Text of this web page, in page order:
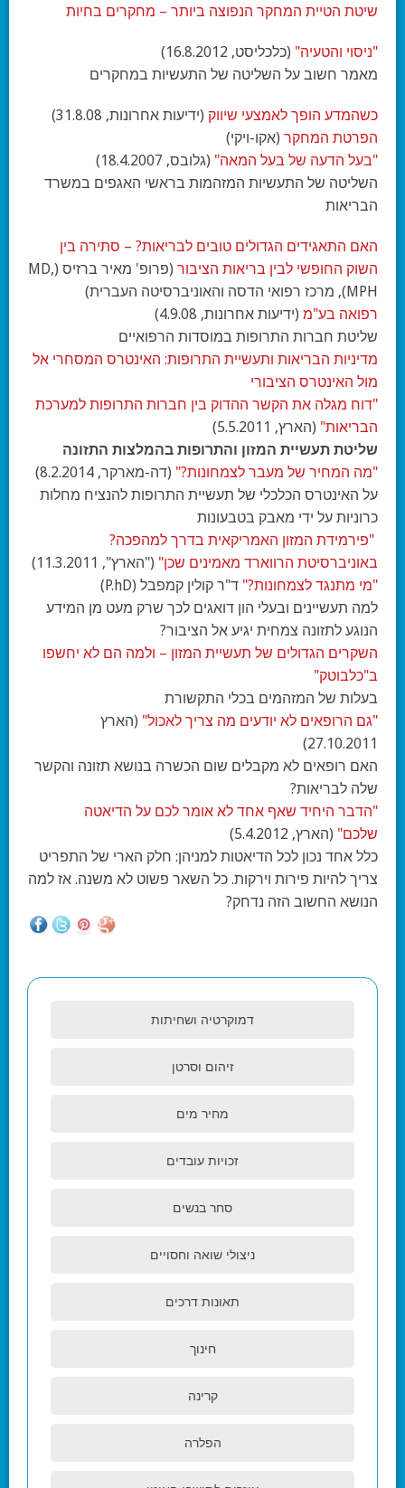
שיטת הטיית המחקר הנפוצה ביותר – מחקרים בחיות
"ניסוי והטעיה" (כלכליסט, 16.8.2012)
מאמר חשוב על השליטה של התעשיות במחקרים
כשהמדע הופך לאמצעי שיווק (ידיעות אחרונות, 31.8.08)
הפרטת המחקר (אקו-ויקי)
"בעל הדעה של בעל המאה" (גלובס, 18.4.2007)
השליטה של התעשיות המזהמות בראשי האגפים במשרד
הבריאות
האם התאגידים הגדולים טובים לבריאות? – סתירה בין
השוק החופשי לבין בריאות הציבור
(פרופ' מאיר ברזיס (MD,
MPH), מרכז רפואי הדסה והאוניברסיטה העברית)
רפואה בע"מ (ידיעות אחרונות, 4.9.08)
שליטת חברות התרופות במוסדות הרפואיים
מדיניות הבריאות ותעשיית התרופות: האינטרס המסחרי אל
מול האינטרס הציבורי
"דוח מגלה את הקשר ההדוק בין חברות התרופות למערכת
הבריאות" (הארץ, 5.5.2011)
שליטת תעשיית המזון והתרופות בהמלצות התזונה
"מה המחיר של מעבר לצמחונות?" (דה-מארקר, 8.2.2014)
על האינטרס הכלכלי של תעשיית התרופות להנציח מחלות
כרוניות על ידי מאבק בטבעונות
"פירמידת המזון האמריקאית בדרך למהפכה?
באוניברסיטת הרווארד מאמינים שכן" ("הארץ", 11.3.2011)
"מי מתנגד לצמחונות?" ד"ר קולין קמפבל (P.hD)
למה תעשיינים ובעלי הון דואגים לכך שרק מעט מן המידע
הנוגע לתזונה צמחית יגיע אל הציבור?
השקרים הגדולים של תעשיית המזון – ולמה הם לא יחשפו
ב"כלבוטק"
בעלות של המזהמים בכלי התקשורת
"גם הרופאים לא יודעים מה צריך לאכול" (הארץ
27.10.2011)
האם רופאים לא מקבלים שום הכשרה בנושא תזונה והקשר
שלה לבריאות?
"הדבר היחיד שאף אחד לא אומר לכם על הדיאטה
שלכם" (הארץ, 5.4.2012)
כלל אחד נכון לכל הדיאטות למניהן: חלק הארי של התפריט
צריך להיות פירות וירקות. כל השאר פשוט לא משנה. אז למה
הנושא החשוב הזה נדחק?
דמוקרטיה ושחיתות
זיהום וסרטן
מחיר מים
זכויות עובדים
סחר בנשים
ניצולי שואה וחסויים
תאונות דרכים
חינוך
קרינה
הפלרה